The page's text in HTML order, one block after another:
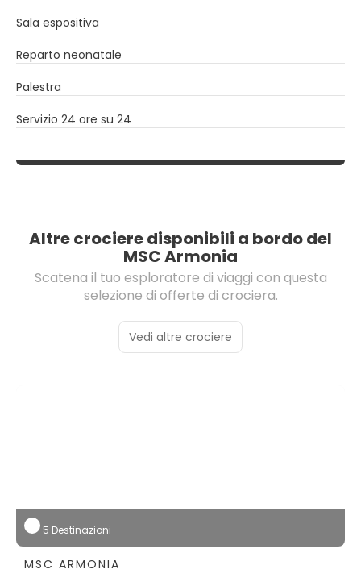
Sala espositiva
Reparto neonatale
Palestra
Servizio 24 ore su 24
Altre crociere disponibili a bordo del
MSC Armonia
Scatena il tuo esploratore di viaggi con questa
selezione di offerte di crociera.
Vedi altre crociere
5 Destinazioni
MSC ARMONIA